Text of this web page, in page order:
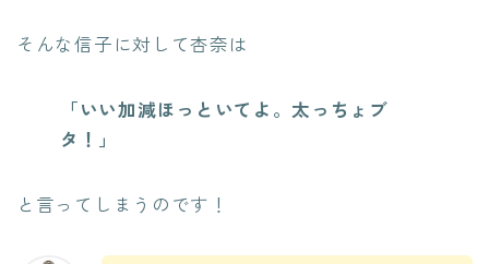
そんな信子に対して杏奈は
「いい加減ほっといてよ。太っちょブ
タ！」
と言ってしまうのです！